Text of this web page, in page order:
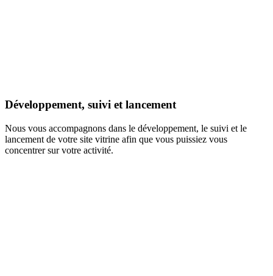
Développement, suivi et lancement
Nous vous accompagnons dans le développement, le suivi et le
lancement de votre site vitrine afin que vous puissiez vous
concentrer sur votre activité.